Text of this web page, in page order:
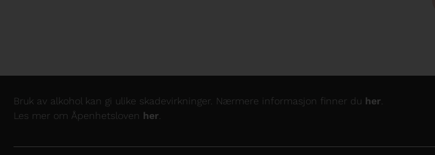
Bruk av alkohol kan gi ulike skadevirkninger. Nærmere informasjon finner du her.
Les mer om Åpenhetsloven her.